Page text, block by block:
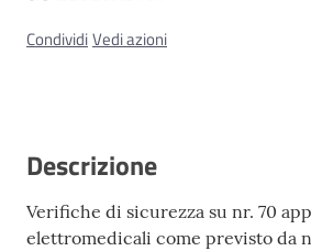
CondividiVedi azioni
Descrizione
Verifiche di sicurezza su nr. 70
elettromedicali come previsto da